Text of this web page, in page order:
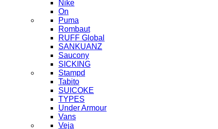
Nike
On
Puma
Rombaut
RUFF Global
SANKUANZ
Saucony
SICKING
Stampd
Tabito
SUICOKE
TYPES
Under Armour
Vans
Veja